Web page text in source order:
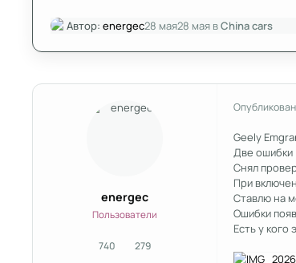
Автор: energec28 мая28 маявChina cars
energec
Пользователи
740сообщения
279Репутация
Geely
Две ошибки
Снял
При
Ставлю на
Ошибки
Есть у